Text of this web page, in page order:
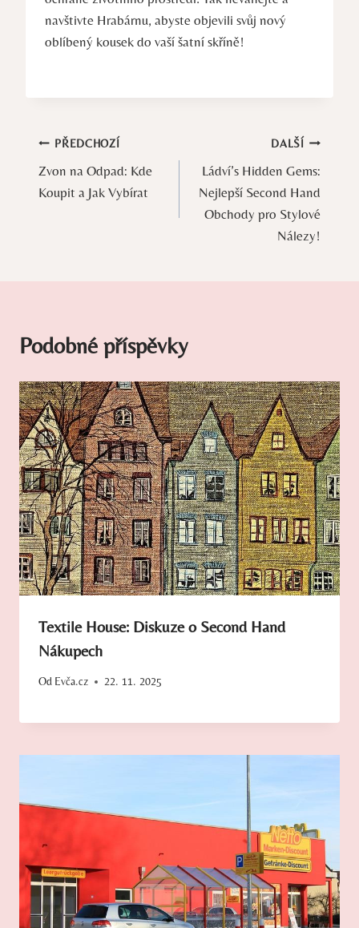
navštivte Hrabárnu, abyste objevili svůj nový
oblíbený kousek do vaší šatní skříně!
Navigace
pro
PŘEDCHOZÍ
Zvon na Odpad: Kde
Koupit a Jak Vybírat
DALŠÍ
Ládví’s Hidden Gems:
Nejlepší Second Hand
Obchody pro Stylové
Nálezy!
Podobné příspěvky
Textile House: Diskuze o Second Hand
Nákupech
Od Evča.cz 22. 11. 2025